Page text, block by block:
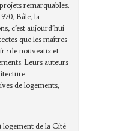
remarquables.
Bâle, la
c’est aujourd’hui
que les maîtres
: de nouveaux et
Leurs auteurs
de logements,
logement de la Cité